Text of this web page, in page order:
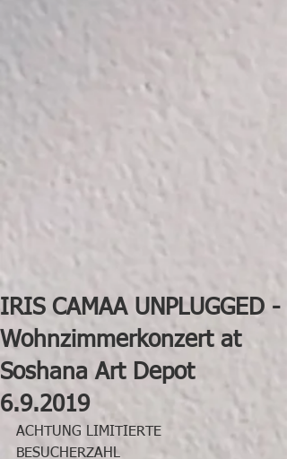
IRIS CAMAA UNPLUGGED -
Wohnzimmerkonzert at
Soshana Art Depot
6.9.2019
ACHTUNG LIMITIERTE
BESUCHERZAHL